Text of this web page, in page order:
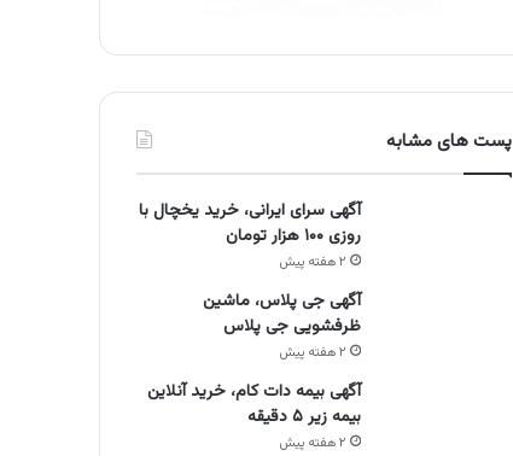
پست های مشابه
آگهی سرای ایرانی، خرید یخچال با
روزی ۱۰۰ هزار تومان
۲ هفته پیش
آگهی جی پلاس، ماشین
ظرفشویی جی پلاس
۲ هفته پیش
آگهی بیمه دات کام، خرید آنلاین
بیمه زیر ۵ دقیقه
۲ هفته پیش